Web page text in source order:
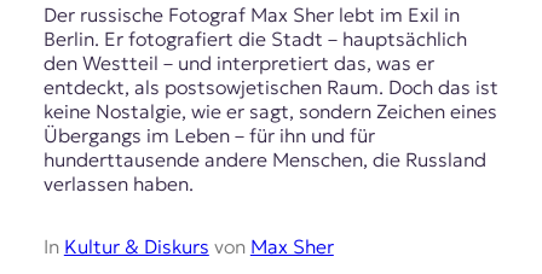
Der russische Fotograf Max Sher lebt im Exil in
Berlin. Er fotografiert die Stadt – hauptsächlich
den Westteil – und interpretiert das, was er
entdeckt, als postsowjetischen Raum. Doch das ist
keine Nostalgie, wie er sagt, sondern Zeichen eines
Übergangs im Leben – für ihn und für
hunderttausende andere Menschen, die Russland
verlassen haben.
In Kultur & Diskurs von Max Sher